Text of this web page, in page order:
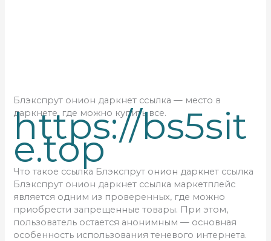
Блэкспрут онион даркнет ссылка — место в
даркнете, где можно купить все.
https://bs5sit
e.top
Что такое ссылка Блэкспрут онион даркнет ссылка
Блэкспрут онион даркнет ссылка маркетплейс
является одним из проверенных, где можно
приобрести запрещенные товары. При этом,
пользователь остается анонимным — основная
особенность использования теневого интернета.